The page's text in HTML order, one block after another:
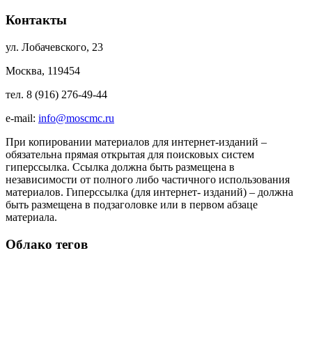
Контакты
ул. Лобачевского, 23
Москва, 119454
тел. 8 (916) 276-49-44
e-mail: info@moscmc.ru
При копировании материалов для интернет-изданий –
обязательна прямая открытая для поисковых систем
гиперссылка. Ссылка должна быть размещена в
независимости от полного либо частичного использования
материалов. Гиперссылка (для интернет- изданий) – должна
быть размещена в подзаголовке или в первом абзаце
материала.
Облако тегов